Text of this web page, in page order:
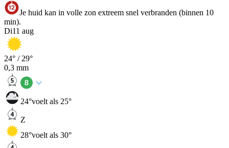
Je huid kan in volle zon extreem snel verbranden (binnen 10
min).
Di11 aug
24° / 29°
0,3 mm
24°voelt als 25°
Z
28°voelt als 30°